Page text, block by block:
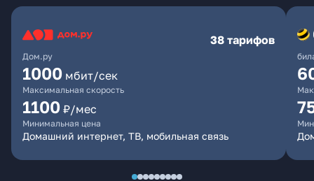
Дом.ру
38 тарифов
1000 мбит/сек
Максимальная скорость
1100 ₽/мес
Минимальная цена
Домашний интернет, ТВ, мобильная связь